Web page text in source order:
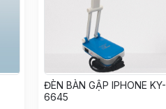
ĐÈN BÀN GẬP IPHONE KY-
6645